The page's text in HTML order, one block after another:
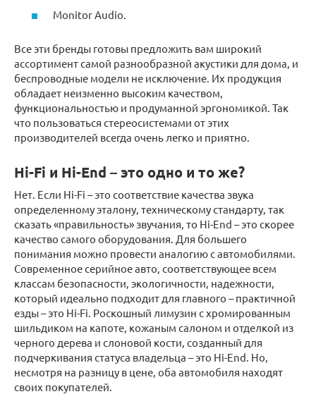
Monitor Audio.
Все эти бренды готовы предложить вам широкий
ассортимент самой разнообразной акустики для дома, и
беспроводные модели не исключение. Их продукция
обладает неизменно высоким качеством,
функциональностью и продуманной эргономикой. Так
что пользоваться стереосистемами от этих
производителей всегда очень легко и приятно.
Hi-Fi и Hi-End – это одно и то же?
Нет. Если Hi-Fi – это соответствие качества звука
определенному эталону, техническому стандарту, так
сказать «правильность» звучания, то Hi-End – это скорее
качество самого оборудования. Для большего
понимания можно провести аналогию с автомобилями.
Современное серийное авто, соответствующее всем
классам безопасности, экологичности, надежности,
который идеально подходит для главного – практичной
езды – это Hi-Fi. Роскошный лимузин с хромированным
шильдиком на капоте, кожаным салоном и отделкой из
черного дерева и слоновой кости, созданный для
подчеркивания статуса владельца – это Hi-End. Но,
несмотря на разницу в цене, оба автомобиля находят
своих покупателей.